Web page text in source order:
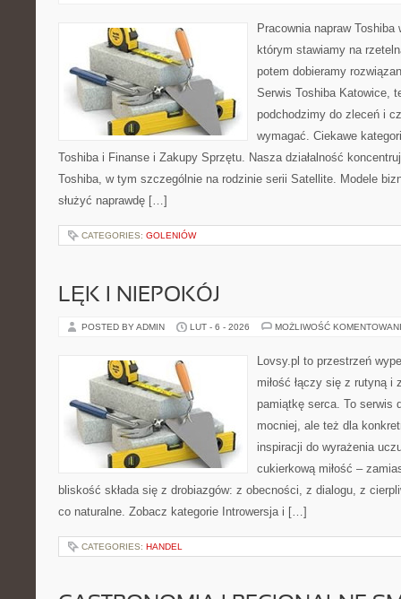
Pracownia napraw
którym stawiamy na
potem dobieramy
Serwis Toshiba Katowice,
podchodzimy do zleceń i
wymagać. Ciekawe
Toshiba i Finanse i Zakupy Sprzętu. Nasza działalność
Toshiba, w tym szczególnie na rodzinie serii Satellite. Modele
służyć naprawdę […]
CATEGORIES: GOLENIÓW
LĘK I NIEPOKÓJ
POSTED BY ADMIN LUT - 6 - 2026 MOŻLIWOŚĆ
Lovsy.pl to przestrzeń
miłość łączy się z rutyną i
pamiątkę serca. To serwis
mocniej, ale też dla
inspiracji do wyrażenia
cukierkową miłość –
bliskość składa się z drobiazgów: z obecności, z dialogu, z
co naturalne. Zobacz kategorie Introwersja i […]
CATEGORIES: HANDEL